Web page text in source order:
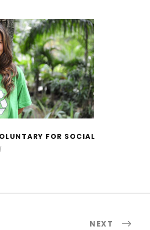
& VOLUNTARY FOR
SOCIAL
FOR SOCIAL
NEXT